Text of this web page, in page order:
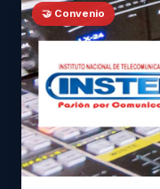
🤝 Convenio